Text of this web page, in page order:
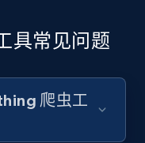
Awg
lang,
具常见问题
爬虫工